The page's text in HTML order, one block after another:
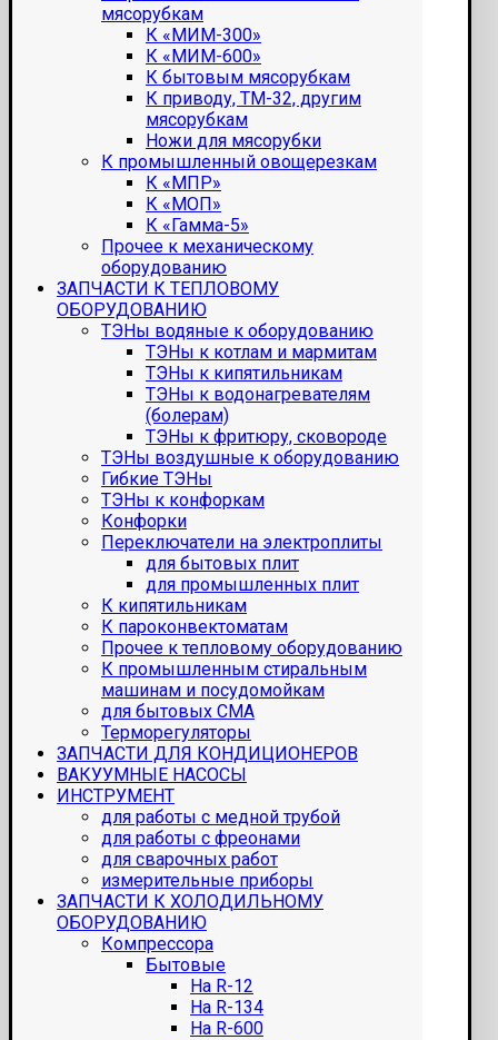
мясорубкам
К «МИМ-300»
К «МИМ-600»
К бытовым мясорубкам
К приводу, ТМ-32, другим
мясорубкам
Ножи для мясорубки
К промышленный овощерезкам
К «МПР»
К «МОП»
К «Гамма-5»
Прочее к механическому
оборудованию
ЗАПЧАСТИ К ТЕПЛОВОМУ
ОБОРУДОВАНИЮ
ТЭНы водяные к оборудованию
ТЭНы к котлам и мармитам
ТЭНы к кипятильникам
ТЭНы к водонагревателям
(болерам)
ТЭНы к фритюру, сковороде
ТЭНы воздушные к оборудованию
Гибкие ТЭНы
ТЭНы к конфоркам
Конфорки
Переключатели на электроплиты
для бытовых плит
для промышленных плит
К кипятильникам
К пароконвектоматам
Прочее к тепловому оборудованию
К промышленным стиральным
машинам и посудомойкам
для бытовых СМА
Терморегуляторы
ЗАПЧАСТИ ДЛЯ КОНДИЦИОНЕРОВ
ВАКУУМНЫЕ НАСОСЫ
ИНСТРУМЕНТ
для работы с медной трубой
для работы с фреонами
для сварочных работ
измерительные приборы
ЗАПЧАСТИ К ХОЛОДИЛЬНОМУ
ОБОРУДОВАНИЮ
Компрессора
Бытовые
На R-12
На R-134
На R-600